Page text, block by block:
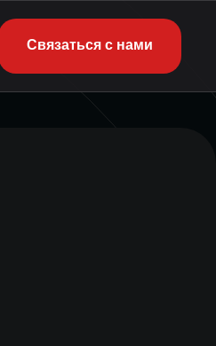
Связаться с нами